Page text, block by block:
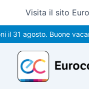
contenuto
Visita il sito
agosto. Buone